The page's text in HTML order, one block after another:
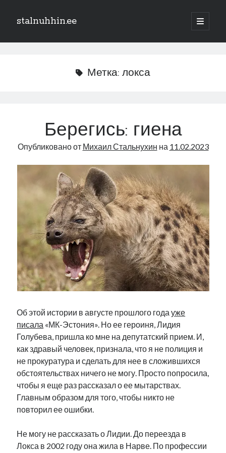
stalnuhhin.ee
отрыть
Боковая
Интеграция
Интервью
Нарва и северо-восток
Обзор прессы
Образование
Парламент и правительство
Фотографии
Экономика
Эстония и Россия
Юмор
Метки
radio narva takinada андрус ансип
ансиппиада безработица видео война
в поисках здравого смысла выборы высказывание
евросоюз интервью история кабинетные истории
кая каллас книга маська нарва
парламент
подкаст потеряны данные пресса программа
Метка: локса
Берегись: гиена
Опубликовано от Михаил Стальнухин на 11.02.2023
Об этой истории в августе прошлого годауже
писала «МК-Эстония». Но ее героиня, Лидия
Голубева, пришла ко мне на депутатский прием. И,
как здравый человек, признала, что я не полиция и
не прокуратура и сделать для нее в сложившихся
обстоятельствах ничего не могу. Просто попросила,
чтобы я еще раз рассказал о ее мытарствах.
Главным образом для того, чтобы никто не
повторил ее ошибки.
Не могу не рассказать о Лидии. До переезда в
Локса в 2002 году она жила в Нарве. По профессии